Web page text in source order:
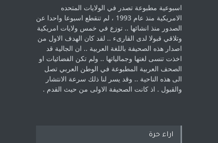
اسبوعية مطبوعة تصدر في الولايات المتحده
الامريكية منذ عام 1993 ، لم ‏تنقطع اسبوعا واحدا عن
الصدور منذ انشائها .. توزع في خمس ولايات امريكية
‏وتلاقي قبولا لدى القارىء ..‏ لقد كان الهدف الاول من
اصدار هذه الصحيفة باللغة العربية .. ان الجالية قد
اخذت ‏تنسى لغتها وجمالياتها .. ولم تكن الفضائيات او
الصحف العربية المطبوعة في الوطن ‏العربي تصل
الى هذه الناحية .. وقد يسر لنا ذلك سرعة الانتشار
والقبول . اذ كانت ‏الصحيفة الاولى من حيث القدم . ‏
اراء حرة